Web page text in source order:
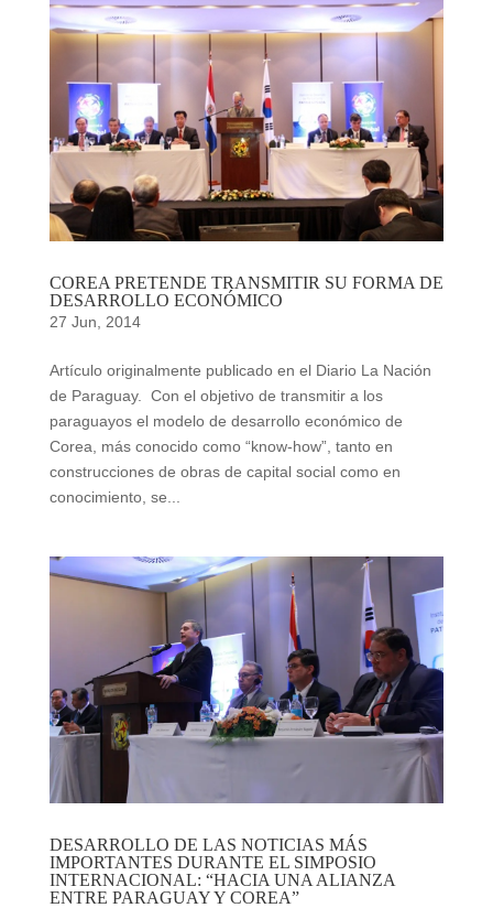
COREA PRETENDE TRANSMITIR SU FORMA DE
DESARROLLO ECONÓMICO
27 Jun, 2014
Artículo originalmente publicado en el Diario La Nación
de Paraguay. Con el objetivo de transmitir a los
paraguayos el modelo de desarrollo económico de
Corea, más conocido como “know-how”, tanto en
construcciones de obras de capital social como en
conocimiento, se...
DESARROLLO DE LAS NOTICIAS MÁS
IMPORTANTES DURANTE EL SIMPOSIO
INTERNACIONAL: “HACIA UNA ALIANZA
ENTRE PARAGUAY Y COREA”